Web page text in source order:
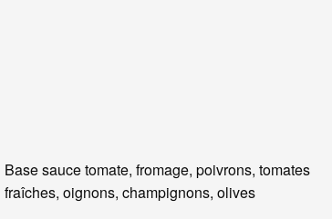
Base sauce tomate, fromage, poivrons, tomates
fraîches, oignons, champignons, olives